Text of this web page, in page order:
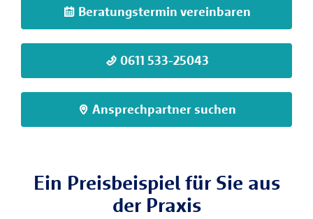
Beratungstermin vereinbaren
0611 533-25043
Ansprechpartner suchen
Ein Preisbeispiel für Sie aus
der Praxis